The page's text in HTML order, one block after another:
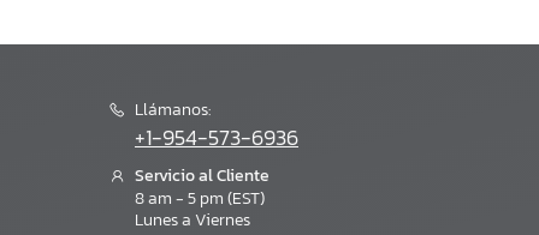
Llámanos:
+1-954-573-6936
Servicio al Cliente
8 am - 5 pm (EST)
Lunes a Viernes